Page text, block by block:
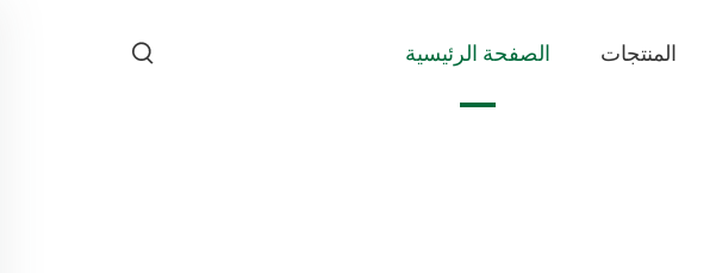
الصفحة الرئيسية المنتجات